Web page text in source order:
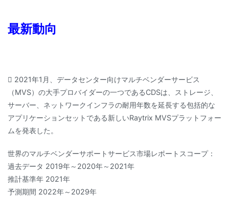
最新動向
 2021年1月、データセンター向けマルチベンダーサービス
（MVS）の大手プロバイダーの一つであるCDSは、ストレージ、
サーバー、ネットワークインフラの耐用年数を延長する包括的な
アプリケーションセットである新しいRaytrix MVSプラットフォー
ムを発表した。
世界のマルチベンダーサポートサービス市場レポートスコープ：
過去データ 2019年～2020年～2021年
推計基準年 2021年
予測期間 2022年～2029年